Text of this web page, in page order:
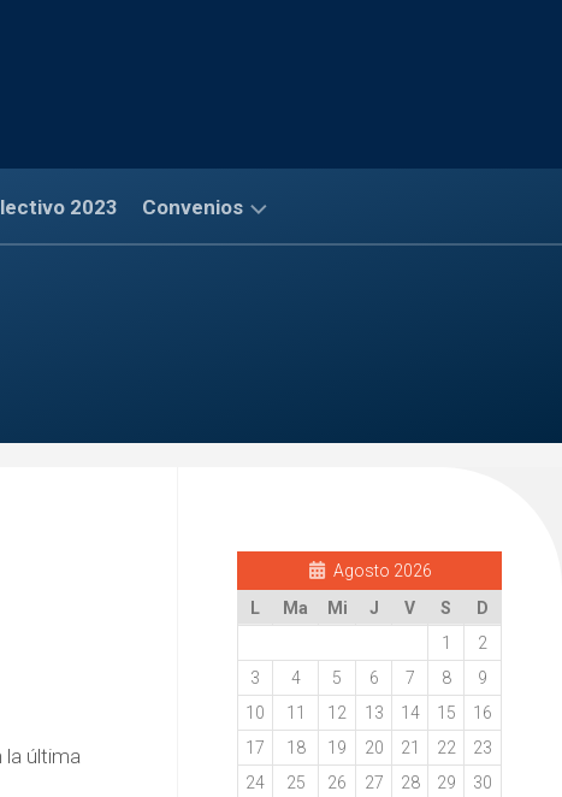
2023 Convenios
la última
Agosto 2026
L
Ma Mi J V S
D
1
2
3
4 5 6 7 8
9
10
11 12 13 14 15
16
17
18 19 20 21 22
23
24
25 26 27 28 29
30